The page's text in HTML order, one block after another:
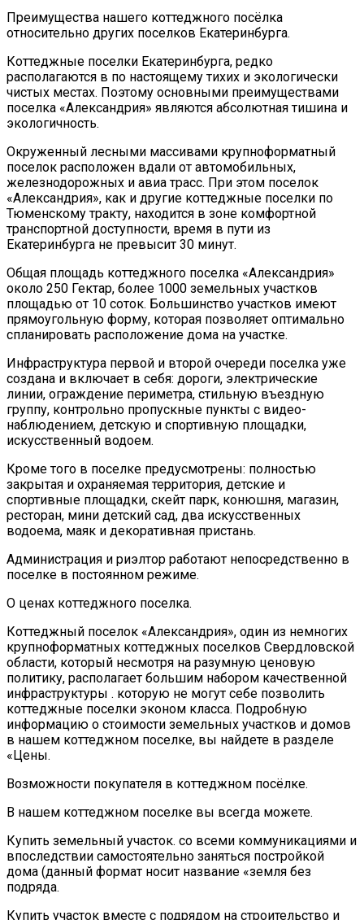
Преимущества нашего коттеджного посёлка
относительно других поселков Екатеринбурга.
Коттеджные поселки Екатеринбурга, редко
располагаются в по настоящему тихих и экологически
чистых местах. Поэтому основными преимуществами
поселка «Александрия» являются абсолютная тишина и
экологичность.
Окруженный лесными массивами крупноформатный
поселок расположен вдали от автомобильных,
железнодорожных и авиа трасс. При этом поселок
«Александрия», как и другие коттеджные поселки по
Тюменскому тракту, находится в зоне комфортной
транспортной доступности, время в пути из
Екатеринбурга не превысит 30 минут.
Общая площадь коттеджного поселка «Александрия»
около 250 Гектар, более 1000 земельных участков
площадью от 10 соток. Большинство участков имеют
прямоугольную форму, которая позволяет оптимально
спланировать расположение дома на участке.
Инфраструктура первой и второй очереди поселка уже
создана и включает в себя: дороги, электрические
линии, ограждение периметра, стильную въездную
группу, контрольно пропускные пункты с видео-
наблюдением, детскую и спортивную площадки,
искусственный водоем.
Кроме того в поселке предусмотрены: полностью
закрытая и охраняемая территория, детские и
спортивные площадки, скейт парк, конюшня, магазин,
ресторан, мини детский сад, два искусственных
водоема, маяк и декоративная пристань.
Администрация и риэлтор работают непосредственно в
поселке в постоянном режиме.
О ценах коттеджного поселка.
Коттеджный поселок «Александрия», один из немногих
крупноформатных коттеджных поселков Свердловской
области, который несмотря на разумную ценовую
политику, располагает большим набором качественной
инфраструктуры . которую не могут себе позволить
коттеджные поселки эконом класса. Подробную
информацию о стоимости земельных участков и домов
в нашем коттеджном поселке, вы найдете в разделе
«Цены.
Возможности покупателя в коттеджном посёлке.
В нашем коттеджном поселке вы всегда можете.
Купить земельный участок. со всеми коммуникациями и
впоследствии самостоятельно заняться постройкой
дома (данный формат носит название «земля без
подряда.
Купить участок вместе с подрядом на строительство и